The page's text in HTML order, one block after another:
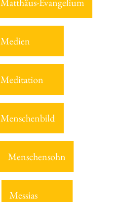
Medien
Meditation
Menschenbild
Menschensohn
Messias